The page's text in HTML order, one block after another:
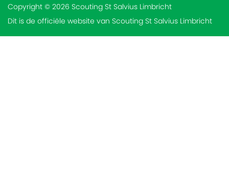
Copyright © 2026 Scouting St Salvius Limbricht
Dit is de officiële website van Scouting St Salvius Limbricht